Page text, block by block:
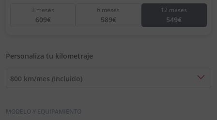
3 meses
609€
6 meses
589€
12 meses
549€
Personaliza tu kilometraje
800 km/mes (Incluido)
MODELO Y EQUIPAMIENTO